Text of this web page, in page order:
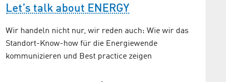
Let’s talk about ENERGY
Wir handeln nicht nur, wir reden auch: Wie wir das
Standort-Know-how für die Energiewende
kommunizieren und Best practice zeigen